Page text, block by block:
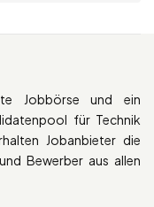
Jobbörse und ein
für Technik
Jobanbieter die
Bewerber aus allen